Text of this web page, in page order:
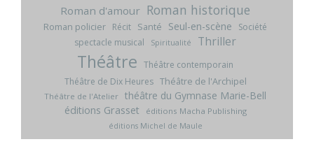
Roman d'amour Roman historique
Roman policier Récit Santé Seul-en-scène
Société
spectacle musical
Spiritualité Thriller
Théâtre Théâtre contemporain
Théâtre de Dix Heures Théâtre de l'Archipel
Théâtre de l'Atelier théâtre du Gymnase Marie-Bell
éditions Grasset
éditions Macha Publishing
éditions Michel de Maule